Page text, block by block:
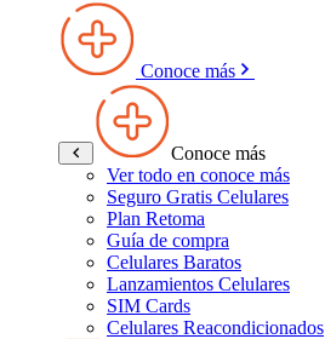
Conoce más
Conoce más
Ver todo en conoce más
Seguro Gratis Celulares
Plan Retoma
Guía de compra
Celulares Baratos
Lanzamientos Celulares
SIM Cards
Celulares Reacondicionados